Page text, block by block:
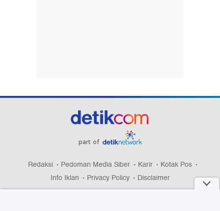
part of
Redaksi Pedoman Media Siber Karir
Kotak Pos
Info Iklan
Privacy Policy Disclaimer